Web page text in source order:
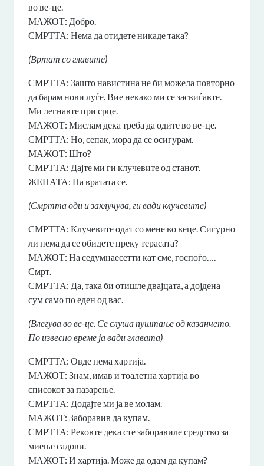
во ве-це.
МАЖОТ: Добро.
СМРТТА: Нема да отидете никаде така?
(Вртат со главите)
СМРТТА: Зашто навистина не би можела повторно
да барам нови луѓе. Вие некако ми се засвиѓавте.
Ми легнавте при срце.
МАЖОТ: Мислам дека треба да одите во ве-це.
СМРТТА: Но, сепак, мора да се осигурам.
МАЖОТ: Што?
СМРТТА: Дајте ми ги клучевите од станот.
ЖЕНАТА: На вратата се.
(Смртта оди и заклучува, ги вади клучевите)
СМРТТА: Клучевите одат со мене во веце. Сигурно
ли нема да се обидете преку терасата?
МАЖОТ: На седумнаесетти кат сме, госпоѓо….
Смрт.
СМРТТА: Да, така би отишле двајцата, а дојдена
сум само по еден од вас.
(Влегува во ве-це. Се слуша пуштање од казанчето.
По извесно време ја вади главата)
СМРТТА: Овде нема хартија.
МАЖОТ: Знам, имав и тоалетна хартија во
списокот за пазарење.
СМРТТА: Додајте ми ја ве молам.
МАЖОТ: Заборавив да купам.
СМРТТА: Рековте дека сте заборавиле средство за
миење садови.
МАЖОТ: И хартија. Може да одам да купам?